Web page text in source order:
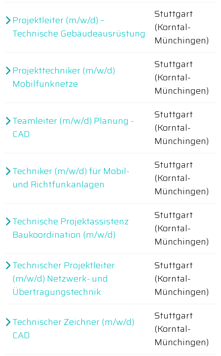
Projektleiter (m/w/d) –
Technische Gebäudeausrüstung
Stuttgart
(Korntal-
Münchingen)
Projekttechniker (m/w/d)
Mobilfunknetze
Stuttgart
(Korntal-
Münchingen)
Teamleiter (m/w/d) Planung -
CAD
Stuttgart
(Korntal-
Münchingen)
Techniker (m/w/d) für Mobil-
und Richtfunkanlagen
Stuttgart
(Korntal-
Münchingen)
Technische Projektassistenz
Baukoordination (m/w/d)
Stuttgart
(Korntal-
Münchingen)
Technischer Projektleiter
(m/w/d) Netzwerk- und
Übertragungstechnik
Stuttgart
(Korntal-
Münchingen)
Technischer Zeichner (m/w/d)
CAD
Stuttgart
(Korntal-
Münchingen)